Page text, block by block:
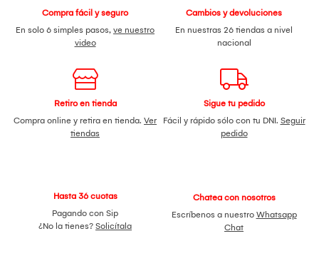
Compra fácil y seguro
En solo 6 simples pasos, ve nuestro
video
Cambios y devoluciones
En nuestras 26 tiendas a nivel
nacional
Retiro en tienda
Compra online y retira en tienda. Ver
tiendas
Sigue tu pedido
Fácil y rápido sólo con tu DNI. Seguir
pedido
Hasta 36 cuotas
Pagando con Sip
¿No la tienes? Solicítala
Chatea con nosotros
Escríbenos a nuestro Whatsapp
Chat